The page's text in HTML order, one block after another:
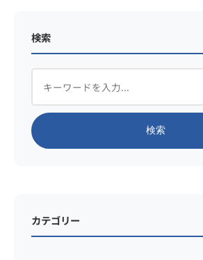
検索
検索
カテゴリー